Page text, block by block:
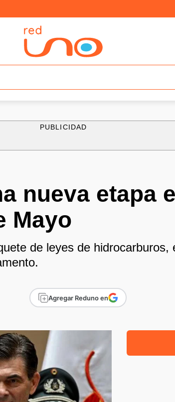
PUBLICIDAD
nueva etapa
Mayo
de leyes de hidrocarburos,
Agregar Reduno en